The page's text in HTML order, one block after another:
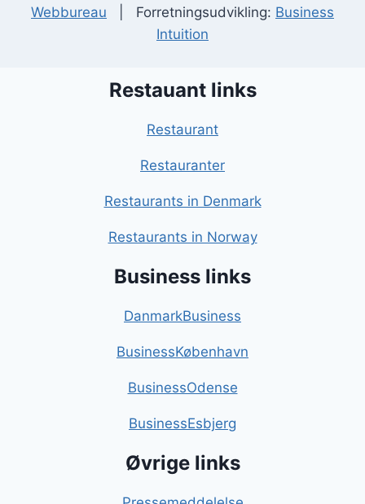
Webbureau | Forretningsudvikling: Business
Intuition
Restauant links
Restaurant
Restauranter
Restaurants in Denmark
Restaurants in Norway
Business links
DanmarkBusiness
BusinessKøbenhavn
BusinessOdense
BusinessEsbjerg
Øvrige links